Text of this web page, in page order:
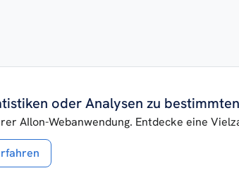
oder Analysen zu
AIlon-Webanwendung. Entdecke eine